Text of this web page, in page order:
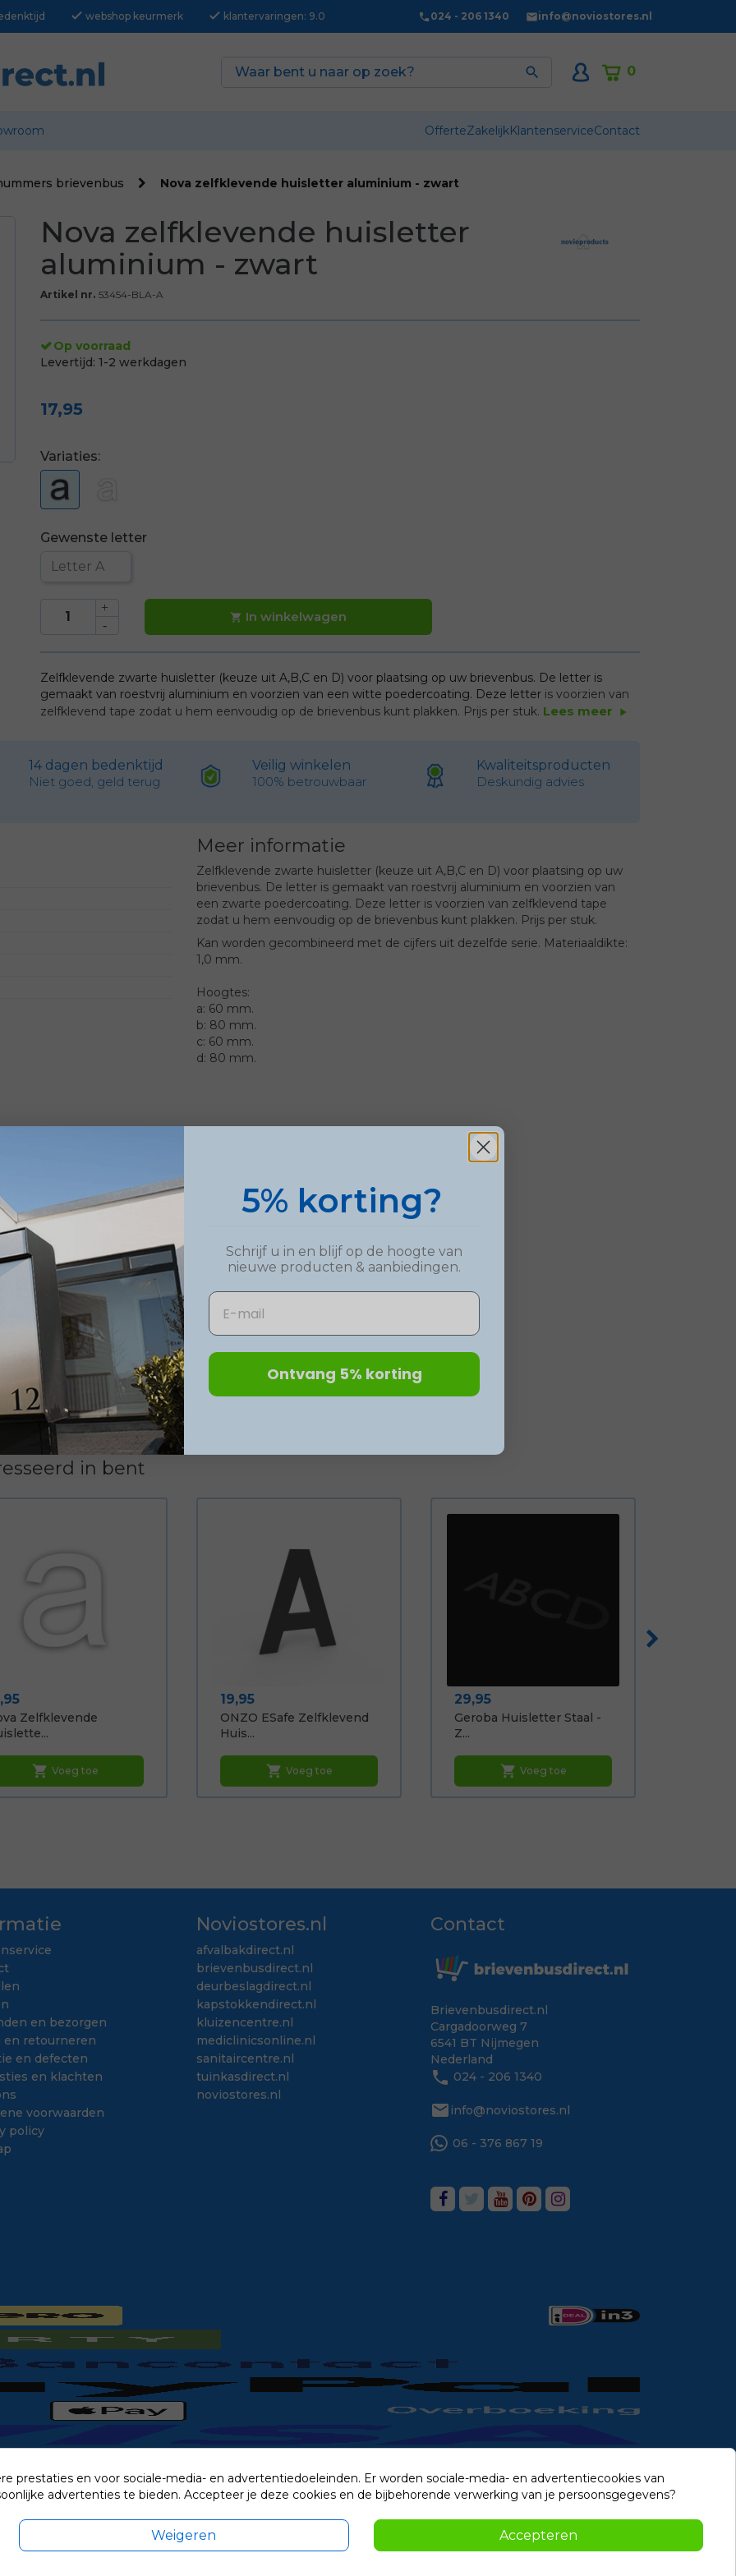
check webshop keurmerk check klantervaringen: 9.0 024 - 206 1340 info@noviostores.nl
0

OfferteZakelijkKlantenserviceContact
brievenbus Nova zelfklevende huisletter aluminium - zwart
Nova zelfklevende huisletter
aluminium - zwart
Artikel nr. 53454-BLA-A
Op voorraad
Levertijd: 1-2 werkdagen
17,95
Variaties:
Gewenste letter
 In winkelwagen
Zelfklevende zwarte huisletter (keuze uit A,B,C en D) voor plaatsing op uw brievenbus. De letter is
gemaakt van roestvrij aluminium en voorzien van een witte poedercoating. Deze letter is voorzien van
zelfklevend tape zodat u hem eenvoudig op de brievenbus kunt plakken. Prijs per stuk. Lees meer play_arrow
14 dagen bedenktijd
Niet goed, geld terug
Veilig winkelen
100% betrouwbaar
Kwaliteitsproducten
Deskundig advies
Meer informatie
Zelfklevende zwarte huisletter (keuze uit A,B,C en D) voor plaatsing op uw
brievenbus. De letter is gemaakt van roestvrij aluminium en voorzien van
een zwarte poedercoating. Deze letter is voorzien van zelfklevend tape
zodat u hem eenvoudig op de brievenbus kunt plakken. Prijs per stuk.
Kan worden gecombineerd met de cijfers uit dezelfde serie. Materiaaldikte:
1,0 mm.
Hoogtes:
a: 60 mm.
b: 80 mm.
c: 60 mm.
d: 80 mm.
in bent
Zelfklevende
shopping_cart Voeg toe
Prijs
19,95
ONZO ESafe Zelfklevend
Huis...
shopping_cart Voeg toe
Prijs
29,95
Geroba Huisletter Staal -
Z...
shopping_cart Voeg toe
en bezorgen
en retourneren
en defecten
en klachten
voorwaarden
policy
Noviostores.nl
afvalbakdirect.nl
brievenbusdirect.nl
deurbeslagdirect.nl
kapstokkendirect.nl
kluizencentre.nl
mediclinicsonline.nl
sanitaircentre.nl
tuinkasdirect.nl
noviostores.nl
Contact
Brievenbusdirect.nl
Cargadoorweg 7
6541 BT Nijmegen
Nederland
phone 024 - 206 1340
mail info@noviostores.nl
06 - 376 867 19
eventuele verzendkosten.
© 2014-2026 Noviostores.nl. Alle rechten voorbehouden.
prestaties en voor sociale-media- en advertentiedoeleinden. Er worden sociale-media- en advertentiecookies van
advertenties te bieden. Accepteer je deze cookies en de bijbehorende verwerking van je persoonsgegevens?
Weigeren Accepteren
5% korting?
Schrijf u in en blijf op de hoogte van
nieuwe producten & aanbiedingen.
Email
Ontvang 5% korting